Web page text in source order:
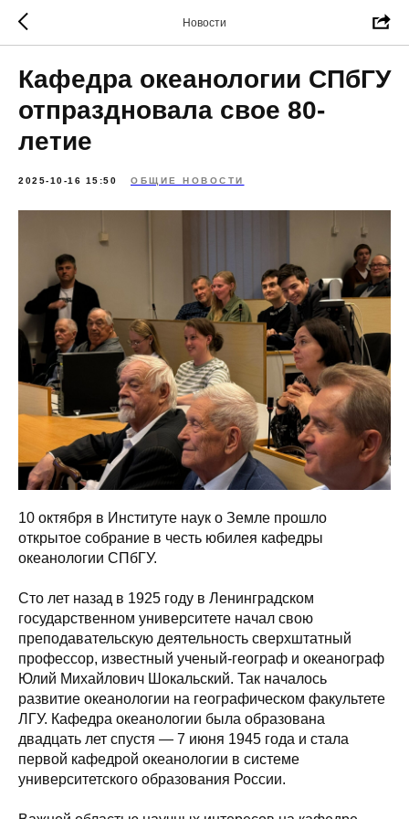
Новости
Кафедра океанологии СПбГУ
отпраздновала свое 80-
летие
2025-10-16 15:50 ОБЩИЕ НОВОСТИ
10 октября в Институте наук о Земле прошло
открытое собрание в честь юбилея кафедры
океанологии СПбГУ.
Сто лет назад в 1925 году в Ленинградском
государственном университете начал свою
преподавательскую деятельность сверхштатный
профессор, известный ученый-географ и океанограф
Юлий Михайлович Шокальский. Так началось
развитие океанологии на географическом факультете
ЛГУ. Кафедра океанологии была образована
двадцать лет спустя — 7 июня 1945 года и стала
первой кафедрой океанологии в системе
университетского образования России.